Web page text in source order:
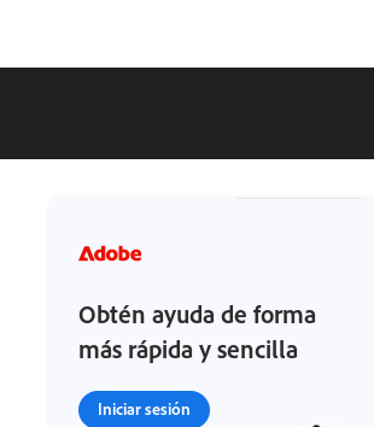
Obtén ayuda de forma
más rápida y sencilla
Iniciar sesión